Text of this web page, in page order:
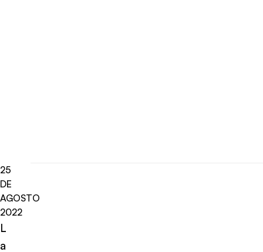
25
DE
AGOSTO
2022
L
a